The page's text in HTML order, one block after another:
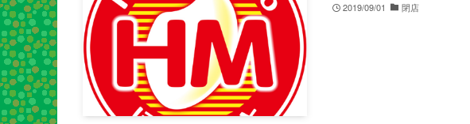
2019/09/01 閉店